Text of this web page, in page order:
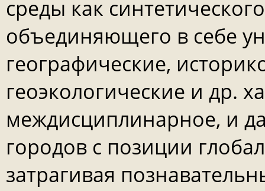
среды как
объединяющего в себе
географические,
геоэкологические и др.
междисциплинарное, и
городов с позиции
затрагивая